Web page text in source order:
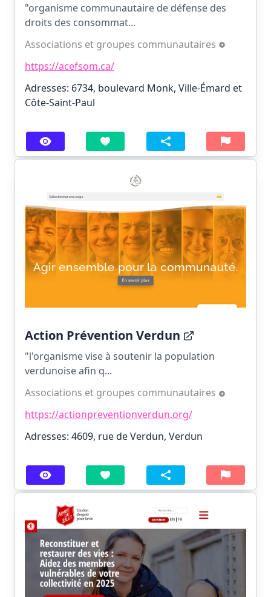
"organisme communautaire de défense des
droits des consommat...
Associations et groupes communautaires
https://acefsom.ca/
Adresses: 6734, boulevard Monk, Ville-Émard et
Côte-Saint-Paul
Action Prévention Verdun
"l'organisme vise à soutenir la population
verdunoise afin q...
Associations et groupes communautaires
https://actionpreventionverdun.org/
Adresses: 4609, rue de Verdun, Verdun